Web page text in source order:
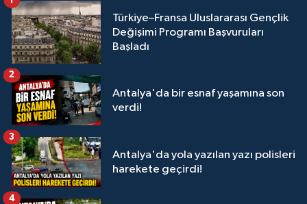
Türkiye–Fransa Uluslararası Gençlik
Değişimi Programı Başvuruları
Başladı
Antalya'da bir esnaf yaşamına son
verdi!
2
Antalya'da yola yazılan yazı polisleri
harekete geçirdi!
3
4